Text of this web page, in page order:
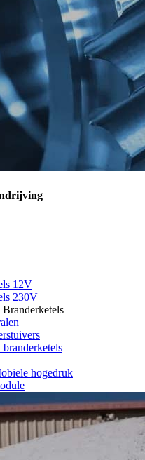
12V
230V
hogedruk